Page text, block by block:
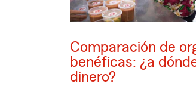
Comparación de
benéficas: ¿a
dinero?